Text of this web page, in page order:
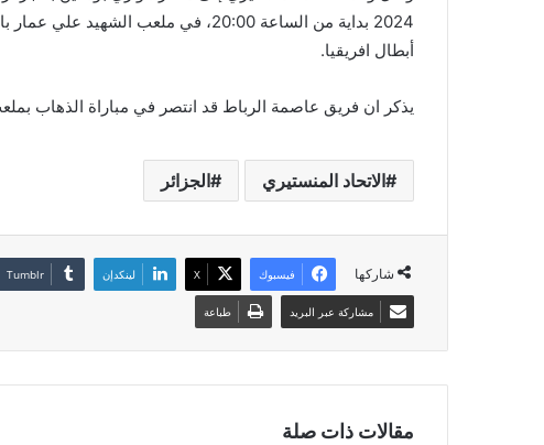
2024 بداية من الساعة 20:00، في ملعب
أبطال افريقيا.
يذكر ان فريق عاصمة الرباط قد انتصر في مباراة الذهاب
الاتحاد المنستيري الجزائر
شاركها فيسبوك ‫X لينكدإن
مشاركة عبر البريد طباعة
مقالات ذات صلة